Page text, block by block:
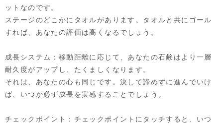
ットなのです。
ステージのどこかにタオルがあります。タオルと共にゴール
すれば、あなたの評価は高くなるでしょう。
成長システム：移動距離に応じて、あなたの石鹸はより一層
耐久度がアップし、たくましくなります。
それは、あなたの心も同じです。決して諦めずに進んでいけ
ば、いつか必ず成長を実感することでしょう。
チェックポイント：チェックポイントにタッチすると、いつ